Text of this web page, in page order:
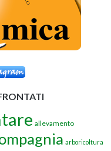
allevamento
arboricoltura